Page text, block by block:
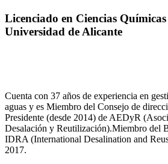
Licenciado en Ciencias
Universidad de Alicante
Cuenta con 37 años de experiencia en
aguas y es Miembro del Consejo de
Presidente (desde 2014) de AEDyR
Desalación y Reutilización).Miembro del
IDRA (International Desalination and
2017.